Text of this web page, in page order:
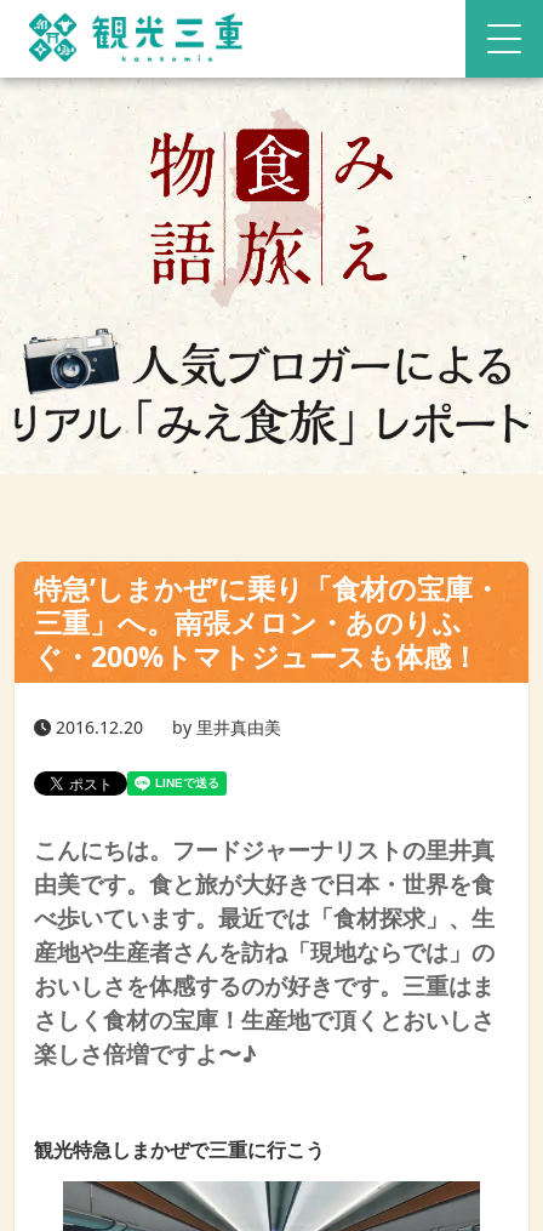
特急’しまかぜ’に乗り「食材の宝庫・
三重」へ。南張メロン・あのりふ
ぐ・200%トマトジュースも体感！
2016.12.20 by 里井真由美
こんにちは。フードジャーナリストの里井真
由美です。食と旅が大好きで日本・世界を食
べ歩いています。最近では「食材探求」、生
産地や生産者さんを訪ね「現地ならでは」の
おいしさを体感するのが好きです。三重はま
さしく食材の宝庫！生産地で頂くとおいしさ
楽しさ倍増ですよ〜♪
観光特急しまかぜで三重に行こう